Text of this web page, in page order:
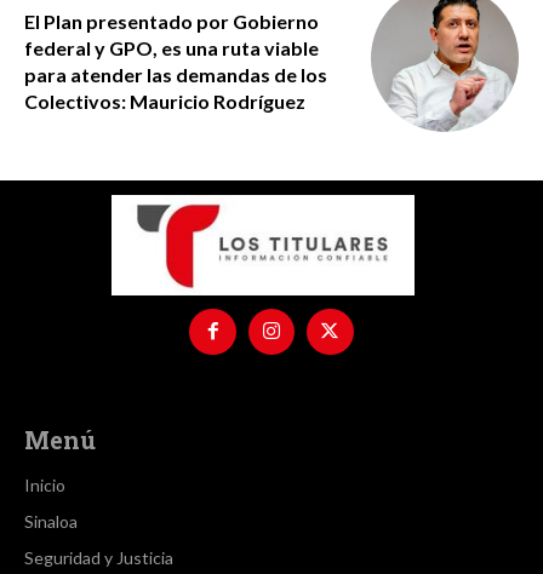
El Plan presentado por Gobierno
federal y GPO, es una ruta viable
para atender las demandas de los
Colectivos: Mauricio Rodríguez
Menú
Inicio
Sinaloa
Seguridad y Justicia